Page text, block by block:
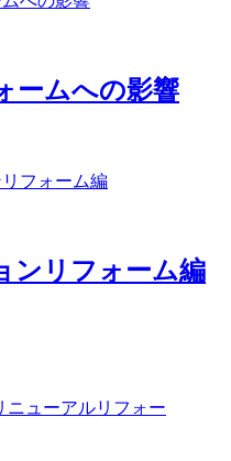
ームへの影響
ンリフォーム編